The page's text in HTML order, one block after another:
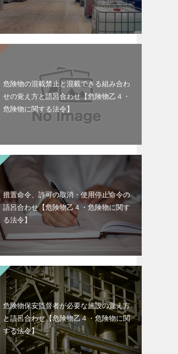
危険物の混載禁止と混載できる組み合わ
せの覚え方と語呂合わせ【危険物乙４・
危険物に関する法令】
措置命令、許可の取消・使用停止命令の
語呂合わせ【危険物乙４・危険物に関す
る法令】
危険物保安監督者が必要な施設の覚え方
と語呂合わせ【危険物乙４・危険物に関
する法令】